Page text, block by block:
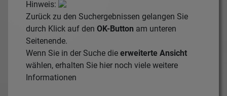
Hinweis:
Zurück zu den Suchergebnissen gelangen Sie
durch Klick auf den OK-Button am unteren
Seitenende.
Wenn Sie in der Suche die erweiterte Ansicht
wählen, erhalten Sie hier noch viele weitere
Informationen